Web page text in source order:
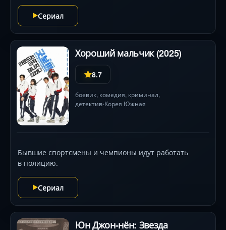
Сериал
Хороший мальчик (2025)
8.7
боевик, комедия, криминал,
детектив•Корея Южная
Бывшие спортсмены и чемпионы идут работать
в полицию.
Сериал
Юн Джон-нён: Звезда